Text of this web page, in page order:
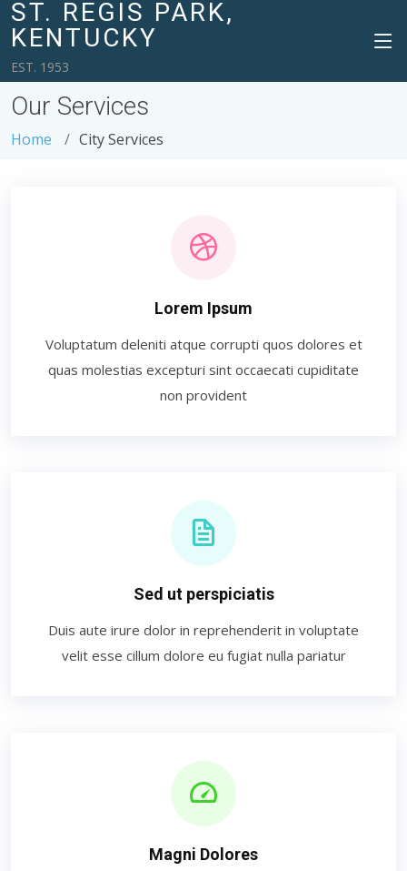
ST. REGIS PARK,
KENTUCKY
EST. 1953
Our Services
Home City Services
Lorem Ipsum
Voluptatum deleniti atque corrupti quos dolores et
quas molestias excepturi sint occaecati cupiditate
non provident
Sed ut perspiciatis
Duis aute irure dolor in reprehenderit in voluptate
velit esse cillum dolore eu fugiat nulla pariatur
Magni Dolores